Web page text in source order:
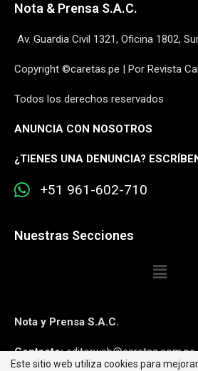
Nota & Prensa S.A.C.
Av. Guardia Civil 1321, Oficina 1802,
Copyright ©caretas.pe | Por Revista
Todos los derechos reservados
ANUNCIA CON NOSOTROS
¿TIENES UNA DENUNCIA?
+51 961-602-710
Nuestras Secciones
Nota y Prensa S.A.C.
Contacto:editorweb@caretas.com.pe
Este sitio web utiliza cookies para